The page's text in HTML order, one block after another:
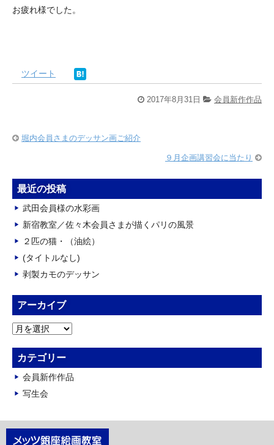
お疲れ様でした。
ツイート
2017年8月31日 会員新作作品
堀内会員さまのデッサン画ご紹介
９月企画講習会に当たり
最近の投稿
武田会員様の水彩画
新宿教室／佐々木会員さまが描くパリの風景
２匹の猫・（油絵）
(タイトルなし)
剥製カモのデッサン
アーカイブ
ア
カ
イ
ブ
カテゴリー
会員新作作品
写生会